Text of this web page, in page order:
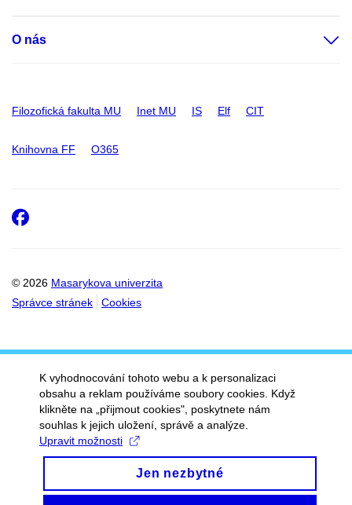
O nás
Filozofická fakulta MU Inet MU IS Elf CIT
Knihovna FF O365
© 2026 Masarykova univerzita
Správce stránek
Cookies
Facebook
K vyhodnocování tohoto webu a k personalizaci
obsahu a reklam používáme soubory cookies. Když
klikněte na „přijmout cookies", poskytnete nám
souhlas k jejich uložení, správě a analýze.
Upravit možnosti
Jen nezbytné